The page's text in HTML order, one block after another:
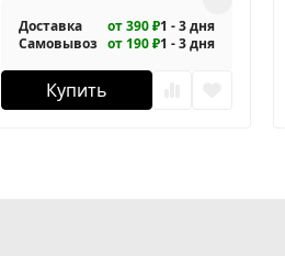
Доставка от 390 ₽1 - 3 дня
Самовывоз от 190 ₽1 - 3 дня
Купить